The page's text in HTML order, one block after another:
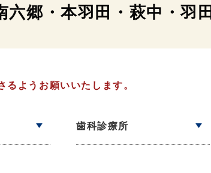
郷・本羽田・萩中・羽田
ようお願いいたします。
歯科診療所